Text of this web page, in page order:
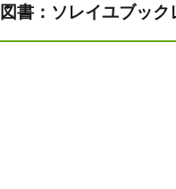
図書：ソレイユブッ